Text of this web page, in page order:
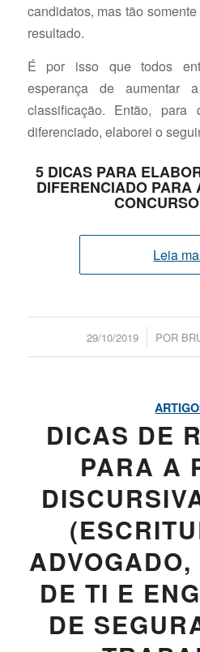
candidatos, mas tão
resultado.
É por isso que todos
esperança de
classificação. Então,
diferenciado, elaborei o
5 DICAS PARA
DIFERENCIADO PARA
Leia
29/10/2019
/ POR
DICAS DE
PARA A
DE TI E
DE